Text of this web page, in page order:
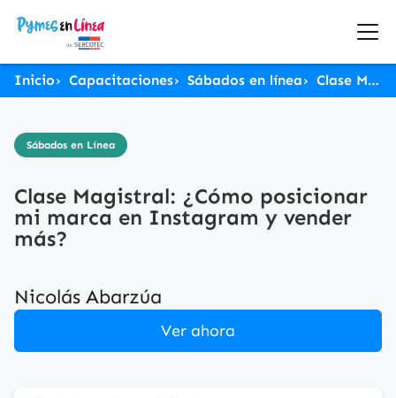
Inicio Capacitaciones Sábados en línea Clase Magistral: ¿Cómo posicionar mi marca en Instagram y vender más?
Sábados en Línea
Clase Magistral: ¿Cómo posicionar
mi marca en Instagram y vender
más?
Nicolás Abarzúa
Ver ahora